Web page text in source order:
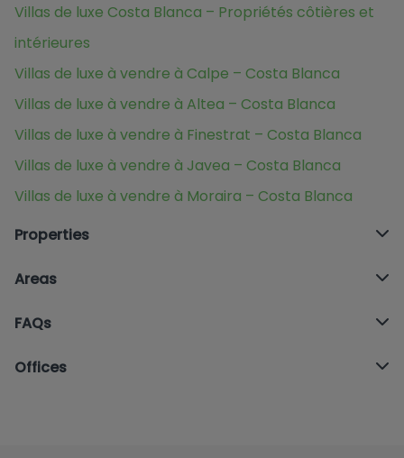
Villas de luxe Costa Blanca – Propriétés côtières et
intérieures
Villas de luxe à vendre à Calpe – Costa Blanca
Villas de luxe à vendre à Altea – Costa Blanca
Villas de luxe à vendre à Finestrat – Costa Blanca
Villas de luxe à vendre à Javea – Costa Blanca
Villas de luxe à vendre à Moraira – Costa Blanca
Properties
Areas
FAQs
Offices